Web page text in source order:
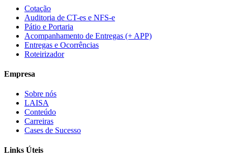
Cotação
Auditoria de CT-es e NFS-e
Pátio e Portaria
Acompanhamento de Entregas (+ APP)
Entregas e Ocorrências
Roteirizador
Empresa
Sobre nós
LAISA
Conteúdo
Carreiras
Cases de Sucesso
Links Úteis